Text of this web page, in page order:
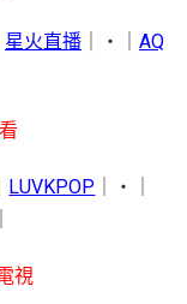
星火直播｜‧｜ AQ
LUVKPOP ｜‧｜
視